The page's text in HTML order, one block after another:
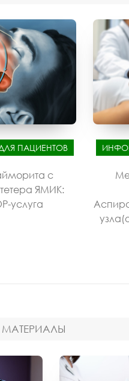
ПАЦИЕНТОВ
с
ЯМИК:
услуга